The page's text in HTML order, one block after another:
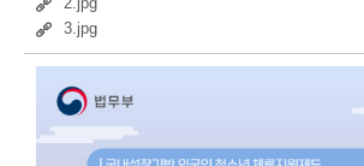
3.jpg